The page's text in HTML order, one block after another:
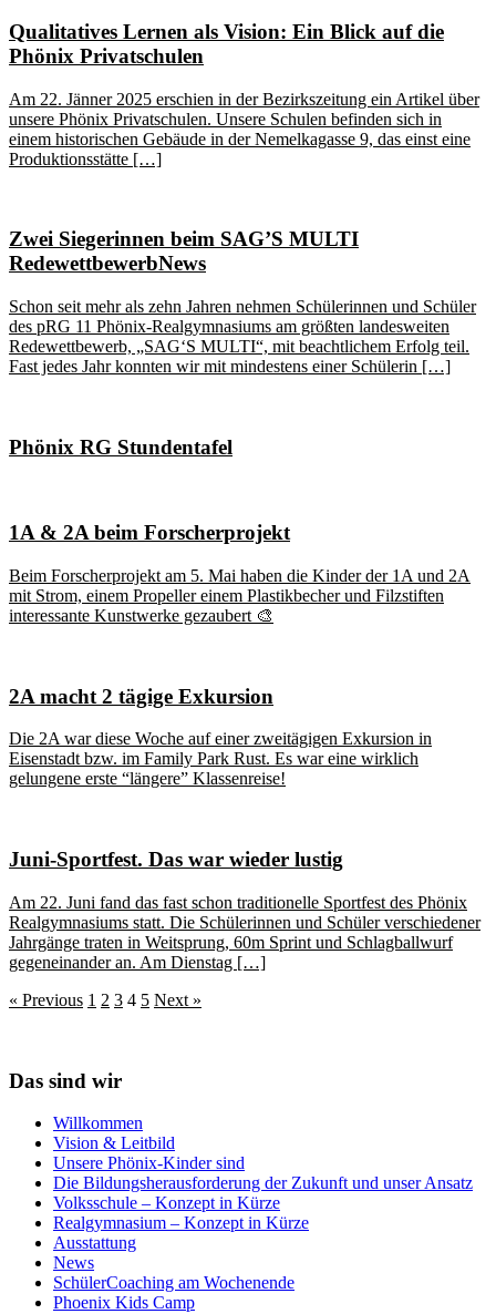
Qualitatives Lernen als Vision: Ein Blick auf die
Phönix Privatschulen
Am 22. Jänner 2025 erschien in der Bezirkszeitung ein Artikel über
unsere Phönix Privatschulen. Unsere Schulen befinden sich in
einem historischen Gebäude in der Nemelkagasse 9, das einst eine
Produktionsstätte […]
Zwei Siegerinnen beim SAG’S MULTI
RedewettbewerbNews
Schon seit mehr als zehn Jahren nehmen Schülerinnen und Schüler
des pRG 11 Phönix-Realgymnasiums am größten landesweiten
Redewettbewerb, „SAG‘S MULTI“, mit beachtlichem Erfolg teil.
Fast jedes Jahr konnten wir mit mindestens einer Schülerin […]
Phönix RG Stundentafel
1A & 2A beim Forscherprojekt
Beim Forscherprojekt am 5. Mai haben die Kinder der 1A und 2A
mit Strom, einem Propeller einem Plastikbecher und Filzstiften
interessante Kunstwerke gezaubert 🎨
2A macht 2 tägige Exkursion
Die 2A war diese Woche auf einer zweitägigen Exkursion in
Eisenstadt bzw. im Family Park Rust. Es war eine wirklich
gelungene erste “längere” Klassenreise!
Juni-Sportfest. Das war wieder lustig
Am 22. Juni fand das fast schon traditionelle Sportfest des Phönix
Realgymnasiums statt. Die Schülerinnen und Schüler verschiedener
Jahrgänge traten in Weitsprung, 60m Sprint und Schlagballwurf
gegeneinander an. Am Dienstag […]
Posts
« Previous 1 2 3 4 5 Next »
Das sind wir
Willkommen
Vision & Leitbild
Unsere Phönix-Kinder sind
Die Bildungsherausforderung der Zukunft und unser Ansatz
Volksschule – Konzept in Kürze
Realgymnasium – Konzept in Kürze
Ausstattung
News
SchülerCoaching am Wochenende
Phoenix Kids Camp